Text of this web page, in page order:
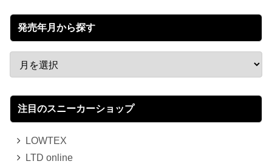
発売年月から探す
注目のスニーカーショップ
LOWTEX
LTD online